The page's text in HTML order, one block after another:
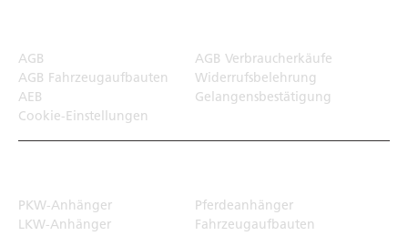
AGB
AGB Verbraucherkäufe
AGB Fahrzeugaufbauten
Widerrufsbelehrung
AEB
Gelangensbestätigung
Cookie-Einstellungen
PKW-Anhänger
Pferdeanhänger
LKW-Anhänger
Fahrzeugaufbauten